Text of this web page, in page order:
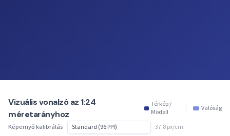
Vizuális vonalzó az 1:24
méretarányhoz
Térkép /
Modell
| Valóság
Képernyő kalibrálás 37.8 px/cm